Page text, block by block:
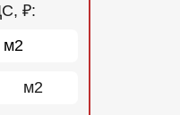
₽:
м2
м2